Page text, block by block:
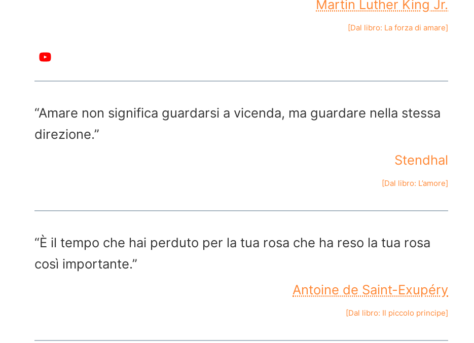
Martin Luther King Jr.
[Dal libro: La forza di amare]
“Amare non significa guardarsi a vicenda, ma guardare nella stessa
direzione.”
Stendhal
[Dal libro: L’amore]
“È il tempo che hai perduto per la tua rosa che ha reso la tua rosa
così importante.”
Antoine de Saint-Exupéry
[Dal libro: Il piccolo principe]